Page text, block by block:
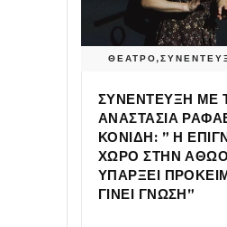
ΘΕΑΤΡΟ,
ΣΥΝΕΝΤΕΥΞΗ ΜΕ
ΑΝΑΣΤΑΣΙΑ
ΚΟΝΙΔΗ: ” Η
ΧΩΡΟ ΣΤΗΝ
ΥΠΑΡΞΕΙ
ΓΙΝΕΙ ΓΝΩΣΗ”